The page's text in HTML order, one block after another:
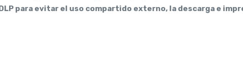
para evitar el uso compartido externo, la descarga e